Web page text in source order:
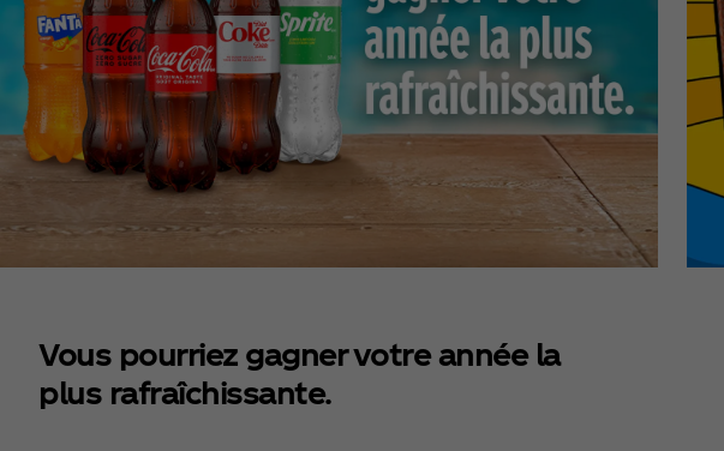
Vous pourriez gagner votre année la
plus rafraîchissante.